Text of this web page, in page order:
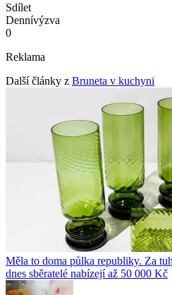
Sdílet
Dennívýzva
0
Reklama
Další články z Bruneta v kuchyni
Měla to doma půlka republiky. Za
dnes sběratelé nabízejí až 50 000 Kč